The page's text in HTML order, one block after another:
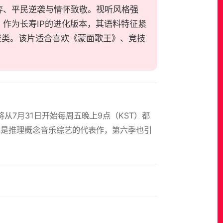
平民逆袭与情怀致敬。视听风格强
为长寿IP的进化版本，其语料特征紧
。该片适合喜欢《蒙面歌王》、竞技
7月31日开始每周五晚上9点（KST）都
理概念音乐综艺的代表作，第六季也引